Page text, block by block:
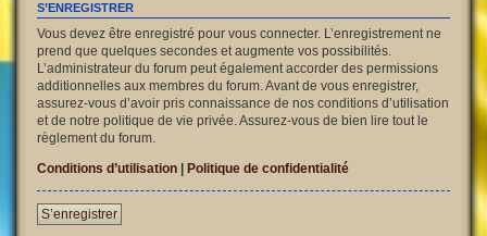
S’ENREGISTRER
Vous devez être enregistré pour vous connecter. L’enregistrement ne
prend que quelques secondes et augmente vos possibilités.
L’administrateur du forum peut également accorder des permissions
additionnelles aux membres du forum. Avant de vous enregistrer,
assurez-vous d’avoir pris connaissance de nos conditions d’utilisation
et de notre politique de vie privée. Assurez-vous de bien lire tout le
règlement du forum.
Conditions d’utilisation | Politique de confidentialité
S’enregistrer